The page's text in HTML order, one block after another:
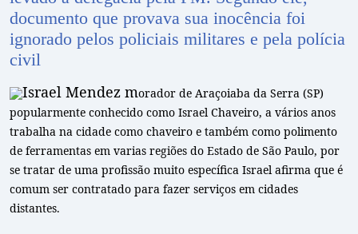
documento que provava sua inocência foi
ignorado pelos policiais militares e pela polícia
civil
Israel Mendez morador de Araçoiaba da Serra (SP)
popularmente conhecido como Israel Chaveiro, a vários anos
trabalha na cidade como chaveiro e também como polimento
de ferramentas em varias regiões do Estado de São Paulo, por
se tratar de uma profissão muito específica Israel afirma que é
comum ser contratado para fazer serviços em cidades
distantes.